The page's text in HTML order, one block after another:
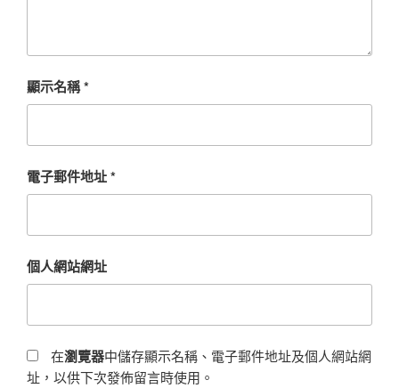
顯示名稱*
電子郵件地址*
個人網站網址
在瀏覽器中儲存顯示名稱、電子郵件地址及個人網站網
址，以供下次發佈留言時使用。